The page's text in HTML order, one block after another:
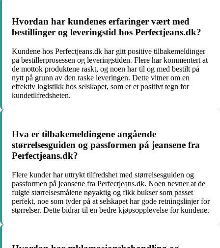
Hvordan har kundenes erfaringer vært med
bestillinger og leveringstid hos Perfectjeans.dk?
Kundene hos Perfectjeans.dk har gitt positive tilbakemeldinger
på bestillerprosessen og leveringstiden. Flere har kommentert at
de mottok produktene raskt, og noen har til og med bestilt på
nytt på grunn av den raske leveringen. Dette vitner om en
effektiv logistikk hos selskapet, som er et positivt tegn for
kundetilfredsheten.
Hva er tilbakemeldingene angående
størrelsesguiden og passformen på jeansene fra
Perfectjeans.dk?
Flere kunder har uttrykt tilfredshet med størrelsesguiden og
passformen på jeansene fra Perfectjeans.dk. Noen nevner at de
fulgte størrelsesmålene nøyaktig og fikk bukser som passet
perfekt, noe som tyder på at selskapet har gode retningslinjer for
størrelser. Dette bidrar til en bedre kjøpsopplevelse for kundene.